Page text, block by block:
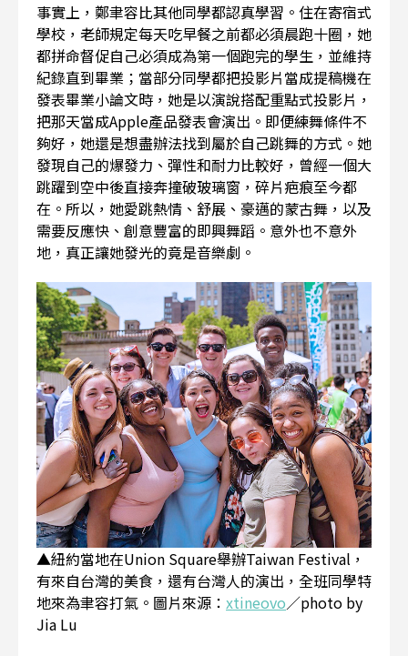
事實上，鄭聿容比其他同學都認真學習。住在寄宿式
學校，老師規定每天吃早餐之前都必須晨跑十圈，她
都拼命督促自己必須成為第一個跑完的學生，並維持
紀錄直到畢業；當部分同學都把投影片當成提稿機在
發表畢業小論文時，她是以演說搭配重點式投影片，
把那天當成Apple產品發表會演出。即便練舞條件不
夠好，她還是想盡辦法找到屬於自己跳舞的方式。她
發現自己的爆發力、彈性和耐力比較好，曾經一個大
跳躍到空中後直接奔撞破玻璃窗，碎片疤痕至今都
在。所以，她愛跳熱情、舒展、豪邁的蒙古舞，以及
需要反應快、創意豐富的即興舞蹈。意外也不意外
地，真正讓她發光的竟是音樂劇。
▲紐約當地在Union Square舉辦Taiwan Festival，
有來自台灣的美食，還有台灣人的演出，全班同學特
地來為聿容打氣。圖片來源： xtineovo／photo by
Jia Lu